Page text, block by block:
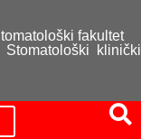
fakultet
klinički